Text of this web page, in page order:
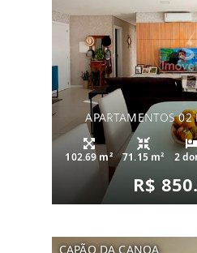
APARTAMENTOS
102.69 m² 71.15 m² 2
R$
CAPÃO DA CANOA